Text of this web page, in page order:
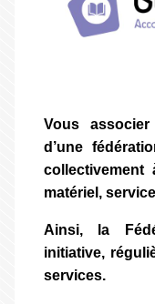
Vous
d’une
collectivement
matériel,
Ainsi, la
initiative,
services.